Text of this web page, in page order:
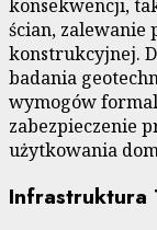
konsekwencji,
ścian, zalewanie
konstrukcyjnej.
badania
wymogów
zabezpieczenie
użytkowania
Infrastruktura